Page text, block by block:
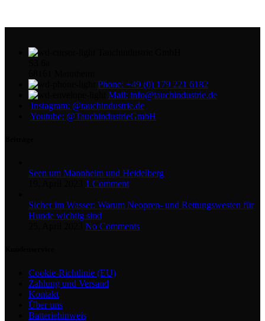
Phone: +49 (0) 179 221 6182
Mail: info@tauchindustrie.de
Instagram: @tauchindustrie.de
Youtube: @TauchindustrieGmbH
Seen um Mannheim und Heidelberg
1 Comment
Sicher im Wasser: Warum Neopren- und Rettungswesten für
Hunde wichtig sind
No Comments
Cookie-Richtlinie (EU)
Zahlung und Versand
Kontakt
Über uns
Batteriehinweis